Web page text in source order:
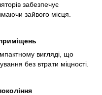
забезпечує
зайвого місця.
вигляді, що
без втрати міцності.